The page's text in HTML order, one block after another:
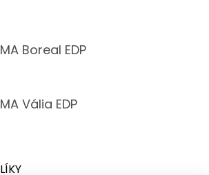
Boreal EDP
produktu je 5 z 5 hvězdiček.
Vália EDP
produktu je 5 z 5 hvězdiček.